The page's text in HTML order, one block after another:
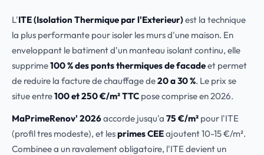
L'ITE (Isolation Thermique par l'Exterieur)est la technique
la plus performante pour isoler les murs d'une maison. En
enveloppant le batiment d'un manteau isolant continu, elle
supprime100 % des ponts thermiques de facadeet permet
de reduire la facture de chauffage de20 a 30 %. Le prix se
situe entre100 et 250 €/m² TTC pose comprise en 2026.
MaPrimeRenov' 2026accorde jusqu'a 75 €/m² pour l'ITE
(profil tres modeste), et lesprimes CEEajoutent 10-15 €/m².
Combinee a un ravalement obligatoire, l'ITE devient un